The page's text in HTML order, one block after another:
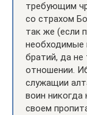
требующим
со страхом
так же (если
необходимые
братий, да не
отношении.
служащии
воин никогда
своем